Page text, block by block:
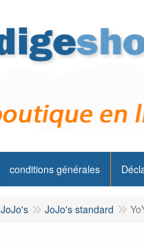
conditions générales
JoJo's JoJo's standard